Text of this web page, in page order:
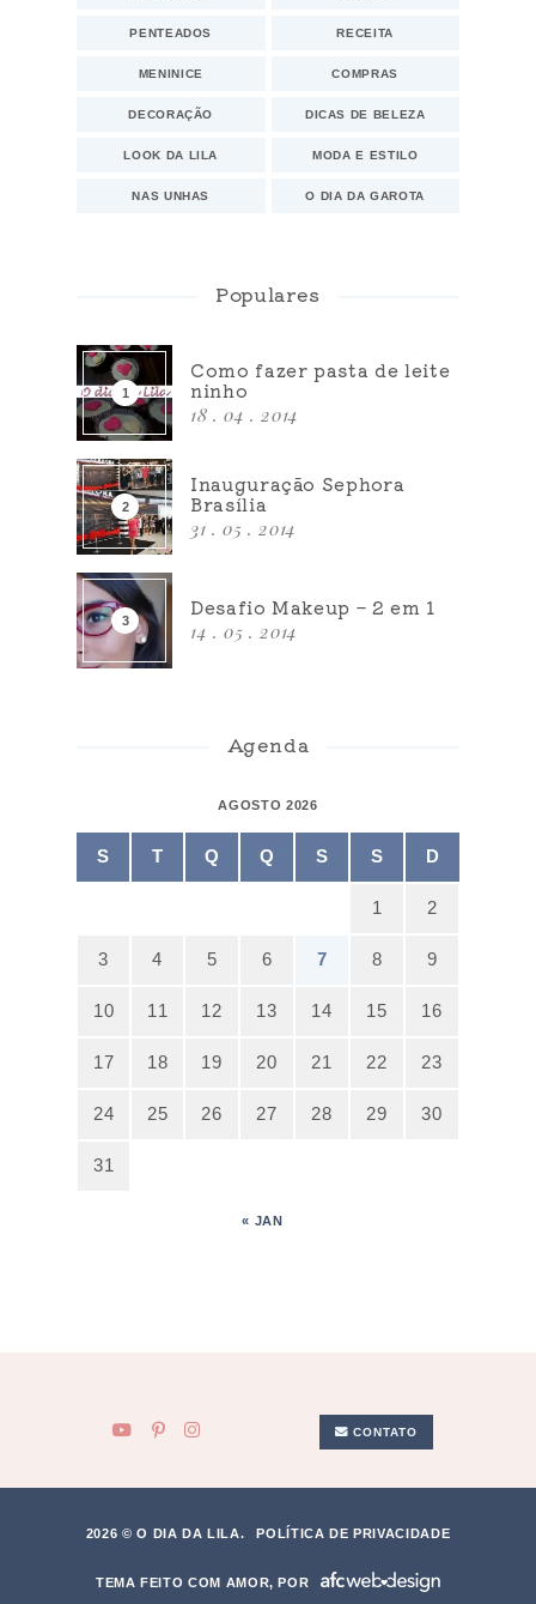
PENTEADOS RECEITA
MENINICE COMPRAS
DECORAÇÃO DICAS DE BELEZA
LOOK DA LILA MODA E ESTILO
NAS UNHAS O DIA DA GAROTA
Populares
Como fazer pasta de leite
ninho
18 . 04 . 2014
Inauguração Sephora
Brasília
31 . 05 . 2014
Desafio Makeup – 2 em 1
14 . 05 . 2014
Agenda
AGOSTO 2026
S T Q Q S S D
1 2
3 4 5 6 7 8 9
10 11 12 13 14 15 16
17 18 19 20 21 22 23
24 25 26 27 28 29 30
31
« JAN
CONTATO
2026 © O DIA DA LILA. POLÍTICA DE PRIVACIDADE
TEMA FEITO COM AMOR, POR